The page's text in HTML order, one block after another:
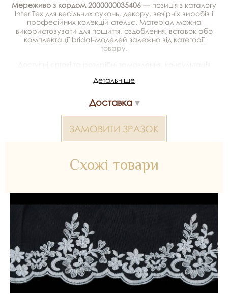
Мереживо з кордом 2000000035406 — позиція з каталогу
Inter Tex для весільних суконь, декору, вечірніх виробів і
професійних колекцій ательє. Матеріал можна
використовувати для пошиття, оздоблення, вставок або
комплектації bridal-моделей залежно від категорії
товару.
Доступні оптові та роздрібні замовлення, консультація
Артикул/SKU: 362717.
Мереживо з кордом 2000000035406 — матеріал для
Детальніше
Доставка
ЗАМОВИТИ ЗРАЗОК
Схожі товари